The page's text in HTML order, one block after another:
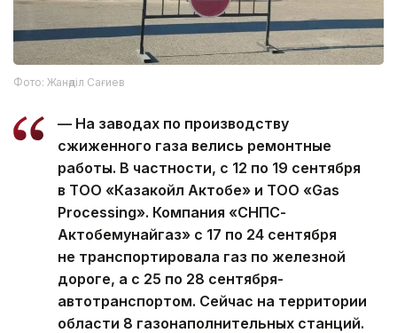
Фото: Жанәділ Сағиев
— На заводах по производству
сжиженного газа велись ремонтные
работы. В частности, с 12 по 19 сентября
в ТОО «Казакойл Актобе» и ТОО «Gas
Processing». Компания «СНПС-
Актобемунайгаз» с 17 по 24 сентября
не транспортировала газ по железной
дороге, а с 25 по 28 сентября-
автотранспортом. Сейчас на территории
области 8 газонаполнительных станций.